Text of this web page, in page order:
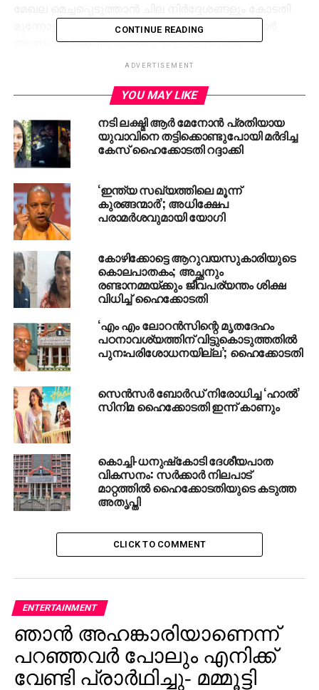
മുന്നോട്ടുവച്ചു. സര്‍ക്കാര്‍ ഉദ്യോഗസ്ഥര്‍ സര്‍ക്കാര്‍
ആസ്പത്രികളില്‍ ചികിത്സ തേടുക, വനിതാ
ഡോക്ടര്‍മാരുടെ സേവനം എല്ലാ ആസ്പത്രികളിലും
എന്നിങ്ങനെയുള്ള നിരവധി നിര്‍ദ്ദേശങ്ങളാണ് കോടതി
ലോക്‌സഭാ ഉപ തെരഞ്ഞെടുപ്പില്‍ സ്വന്തം തട്ടകത്തില്‍
തന്നെ കനത്ത തിരിച്ചടി നേരിട്ട യോഗി ആദിത്യനാഥിന്
കേരളത്തിലും കര്‍ണാടകയിലും പ്രചാരണത്തിനായി
എത്തിയ യോഗി ആരോഗ്യ, ക്രമസമാധാനം
എന്നിവയില്‍ യു.പിയെ മാതൃകയാക്കണമെന്ന്
ആവശ്യപ്പെട്ടിരുന്നു.
ക്രമസമാധാന നിലയില്‍ രാജ്യത്തെ ഏറ്റവും മോശം
റെക്കോര്‍ഡാണ് യു.പിക്കെന്ന് കഴിഞ്ഞ ദിവസം കേന്ദ്ര
സര്‍ക്കാര്‍ പാര്‍ലമെന്റില്‍ അവതരിപ്പിച്ച രേഖകള്‍
സാക്ഷ്യപ്പെടുത്തുന്നു. രാജ്യത്ത് കഴിഞ്ഞ വര്‍ഷം
ഏറ്റവും കൂടുതല്‍ വര്‍ഗീയ കലാപങ്ങള്‍ നടന്നത്
യു.പിയില്‍ യോഗി മന്ത്രിസഭ അധികാരമേറ്റ
ചൂണ്ടിക്കാണിക്കുന്നു.
RELATED TOPICS:
GORAKHPUR HOSPITAL
UP NEXT
മോദി സര്‍ക്കാരിന്റെ കൗണ്ട്ഡൗണ്‍ ആരംഭിച്ചു;
സിദ്ധരാമയ്യ
എം.കെ മുനീറിന്റെ സബ്മിഷന്‍; കോഴിക്കോട്
കോംട്രസ്റ്റ് കെട്ടിടം സംരക്ഷിത സ്മാരകമാക്കി
CONTINUE READING
ADVERTISEMENT
YOU MAY LIKE
നടി ലക്ഷ്മി ആർ മേനോൻ പ്രതിയായ
യുവാവിനെ തട്ടിക്കൊണ്ടുപോയി മർദിച്ച
കേസ് ഹൈക്കോടതി റദ്ദാക്കി
‘ഇന്ത്യ സഖ്യത്തിലെ മൂന്ന്
കുരങ്ങന്മാര്‍’; അധിക്ഷേപ
പരാമര്‍ശവുമായി യോഗി
കോഴിക്കോട്ടെ ആറുവയസുകാരിയുടെ
കൊലപാതകം; അച്ഛനും
രണ്ടാനമ്മയ്ക്കും ജീവപര്യന്തം ശിക്ഷ
വിധിച്ച് ഹൈക്കോടതി
‘എം എം ലോറൻസിന്റെ മൃതദേഹം
പഠനാവശ്യത്തിന് വിട്ടുകൊടുത്തതിൽ
പുനഃപരിശോധനയില്ല’; ഹൈക്കോടതി
സെന്‍സര്‍ ബോര്‍ഡ് നിരോധിച്ച ‘ഹാല്‍’
സിനിമ ഹൈക്കോടതി ഇന്ന് കാണും
കൊച്ചി-ധനുഷ്‌കോടി ദേശീയപാത
വികസനം: സര്‍ക്കാര്‍ നിലപാട്
മാറ്റത്തില്‍ ഹൈക്കോടതിയുടെ കടുത്ത
അതൃപ്തി
CLICK TO COMMENT
ENTERTAINMENT
ഞാന്‍ അഹങ്കാരിയാണെന്ന്
പറഞ്ഞവര്‍ പോലും എനിക്ക്
വേണ്ടി പ്രാര്‍ഥിച്ചു- മമ്മൂട്ടി